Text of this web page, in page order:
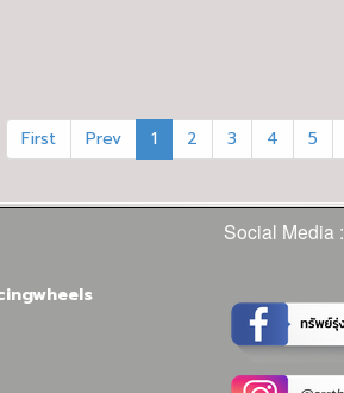
First Prev 1 2 3 4 5
Social Media :